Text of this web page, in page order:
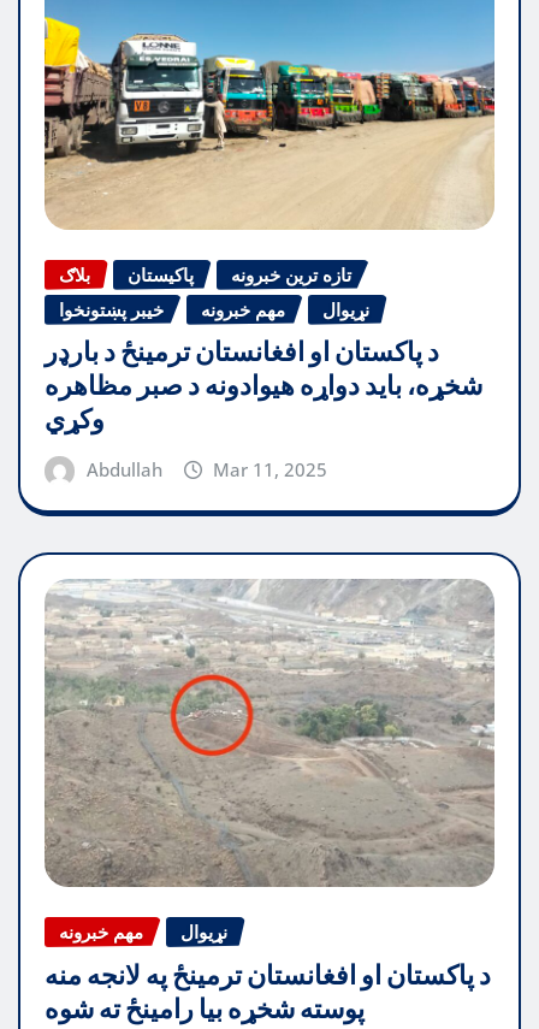
بلاګ پاکیستان
تازه ترین خبرونه
خیبر پښتونخوا
مهم خبرونه نړیوال
د پاکستان او افغانستان ترمینځ د بارډر
شخړه، باید دواړه هیوادونه د صبر مظاهره
وکړي
Abdullah Mar 11, 2025
مهم خبرونه نړیوال
د پاکستان او افغانستان ترمینځ په لانجه منه
پوسته شخړه بیا رامینځ ته شوه